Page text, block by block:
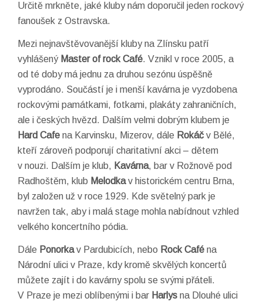
Určitě mrkněte, jaké kluby nám doporučil jeden rockový
fanoušek z Ostravska.
Mezi nejnavštěvovanější kluby na Zlínsku patří
vyhlášený Master of rock Café. Vznikl v roce 2005, a
od té doby má jednu za druhou sezónu úspěšně
vyprodáno. Součástí je i menší kavárna je vyzdobena
rockovými památkami, fotkami, plakáty zahraničních,
ale i českých hvězd. Dalším velmi dobrým klubem je
Hard Cafe na Karvinsku, Mizerov, dále Rokáč v Bělé,
kteří zároveň podporují charitativní akci – dětem
v nouzi. Dalším je klub, Kavárna, bar v Rožnově pod
Radhoštěm, klub Melodkav historickém centru Brna,
byl založen už v roce 1929. Kde světelný park je
navržen tak, aby i malá stage mohla nabídnout vzhled
velkého koncertního pódia.
Dále Ponorkav Pardubicích, nebo Rock Café na
Národní ulici v Praze, kdy kromě skvělých koncertů
můžete zajít i do kavárny spolu se svými přáteli.
V Praze je mezi oblíbenými i bar Harlys na Dlouhé ulici